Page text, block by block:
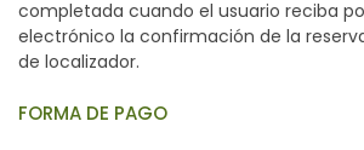
completada cuando el usuario reciba
electrónico la confirmación de la
de localizador.
FORMA DE PAGO